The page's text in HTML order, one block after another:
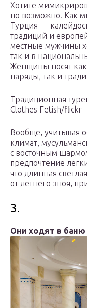
Хотите
но возможно. Как
Турция —
традиций и
местные мужчины
так и в
Женщины носят
наряды, так и
Традиционная
Clothes Fetish/flickr
Вообще, учитывая
климат,
с восточным
предпочтение
что длинная
от летнего зноя,
3.
Они ходят в баню